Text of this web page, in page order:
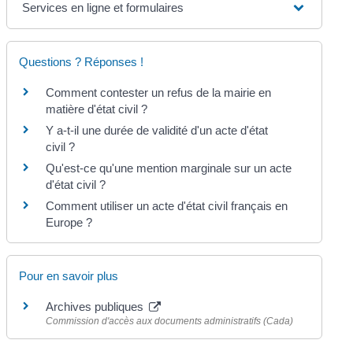
Services en ligne et formulaires
Questions ? Réponses !
Comment contester un refus de la mairie en
matière d'état civil ?
Y a-t-il une durée de validité d'un acte d'état
civil ?
Qu'est-ce qu'une mention marginale sur un acte
d'état civil ?
Comment utiliser un acte d'état civil français en
Europe ?
Pour en savoir plus
Archives publiques
Commission d'accès aux documents administratifs (Cada)